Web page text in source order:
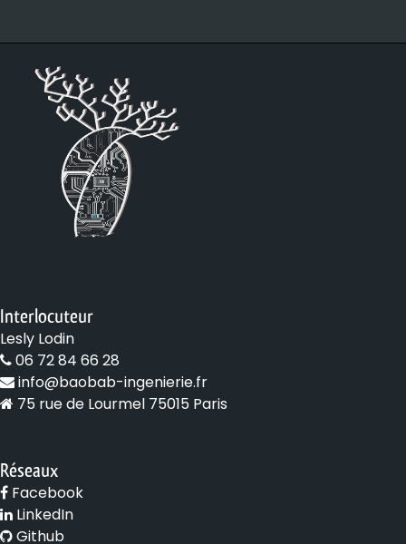
Interlocuteur
Lesly Lodin
06 72 84 66 28
info@baobab-ingenierie.fr
75 rue de Lourmel 75015 Paris
Réseaux
Facebook
LinkedIn
Github